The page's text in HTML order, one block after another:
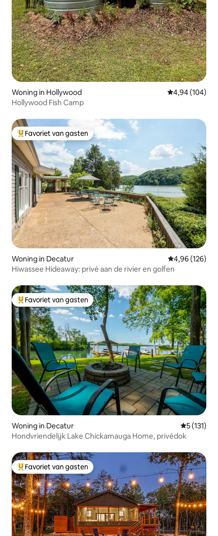
Woning in Hollywood Gemiddelde
4,94 (104)
Hollywood Fish Camp
Topfavoriet van gasten
Favoriet van gasten
Woning in Decatur Gemiddelde
4,96 (126)
Hiwassee Hideaway: privé aan de rivier en golfen
Topfavoriet van gasten
Favoriet van gasten
Woning in Decatur
5 (131)
Hondvriendelijk Lake Chickamauga Home, privédok
Topfavoriet van gasten
Favoriet van gasten